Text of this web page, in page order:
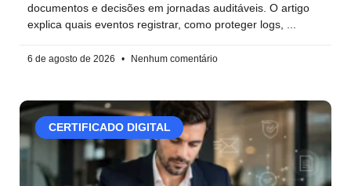
documentos e decisões em jornadas auditáveis. O artigo
explica quais eventos registrar, como proteger logs,
6 de agosto de 2026 Nenhum comentário
CERTIFICADO DIGITAL